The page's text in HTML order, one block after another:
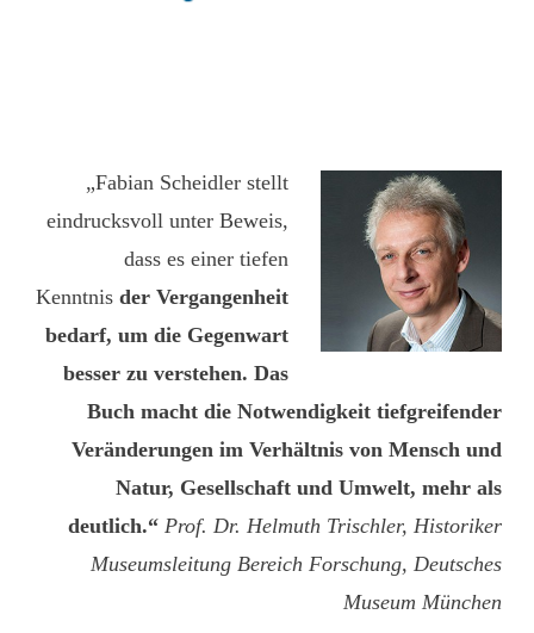
„Fabian Scheidler stellt
eindrucksvoll unter Beweis,
dass es einer tiefen
Kenntnis der Vergangenheit
bedarf, um die Gegenwart
besser zu verstehen. Das
Buch macht die Notwendigkeit tiefgreifender
Veränderungen im Verhältnis von Mensch und
Natur, Gesellschaft und Umwelt, mehr als
deutlich.“ Prof. Dr. Helmuth Trischler, Historiker
Museumsleitung Bereich Forschung, Deutsches
Museum München